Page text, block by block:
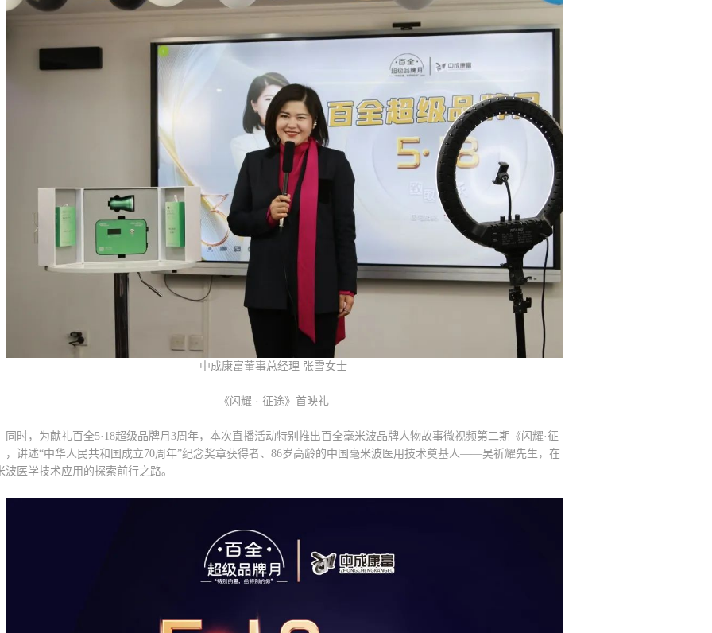
中成康富董事总经理 张雪女士
《闪耀 · 征途》首映礼
同时，为献礼百全5·18超级品牌月3周年，本次直播活动特别推出百全毫米波品牌人物故事微视频第二期《闪耀·征
，讲述“中华人民共和国成立70周年”纪念奖章获得者、86岁高龄的中国毫米波医用技术奠基人——吴祈耀先生，在
波医学技术应用的探索前行之路。